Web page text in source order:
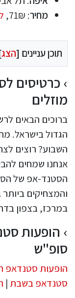
מחיר: 71₪,
תוכן עניינים [הצג
כרטיסים
מוזלים
ברוכים הבאים
הגדול בישראל.
השבוע? רוצים
אנחנו שמחים
הסטנד-אפ של
והמצחיקים
במרכז, בצפון
הופעות
סופ"ש
הופעות סטנדאפ
סטנדאפ בשבת |